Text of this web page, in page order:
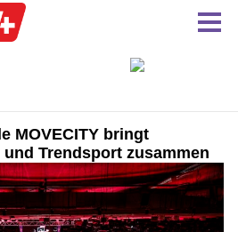
MOVECITY bringt
Trendsport zusammen